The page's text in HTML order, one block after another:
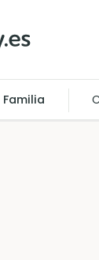
Familia